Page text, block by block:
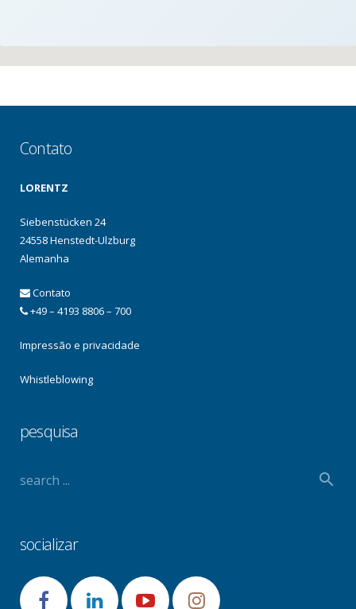
Contato
LORENTZ
Siebenstücken 24
24558 Henstedt-Ulzburg
Alemanha
Contato
+49 – 4193 8806 – 700
Impressão e privacidade
Whistleblowing
pesquisa
socializar